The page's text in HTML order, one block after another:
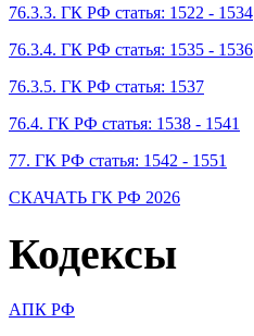
76.3.3. ГК РФ статья: 1522 - 1534
76.3.4. ГК РФ статья: 1535 - 1536
76.3.5. ГК РФ статья: 1537
76.4. ГК РФ статья: 1538 - 1541
77. ГК РФ статья: 1542 - 1551
СКАЧАТЬ ГК РФ 2026
Кодексы
АПК РФ